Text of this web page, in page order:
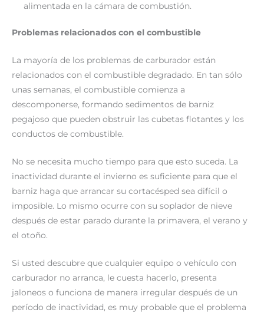
alimentada en la cámara de combustión.
Problemas relacionados con el combustible
La mayoría de los problemas de carburador están
relacionados con el combustible degradado. En tan sólo
unas semanas, el combustible comienza a
descomponerse, formando sedimentos de barniz
pegajoso que pueden obstruir las cubetas flotantes y los
conductos de combustible.
No se necesita mucho tiempo para que esto suceda. La
inactividad durante el invierno es suficiente para que el
barniz haga que arrancar su cortacésped sea difícil o
imposible. Lo mismo ocurre con su soplador de nieve
después de estar parado durante la primavera, el verano y
el otoño.
Si usted descubre que cualquier equipo o vehículo con
carburador no arranca, le cuesta hacerlo, presenta
jaloneos o funciona de manera irregular después de un
período de inactividad, es muy probable que el problema